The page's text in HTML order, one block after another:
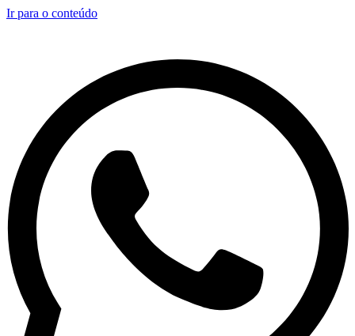
Ir para o conteúdo